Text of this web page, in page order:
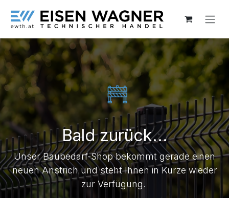
Bald zurück...
Unser Baubedarf-Shop bekommt gerade einen
neuen Anstrich und steht Ihnen in Kürze wieder
zur Verfügung.